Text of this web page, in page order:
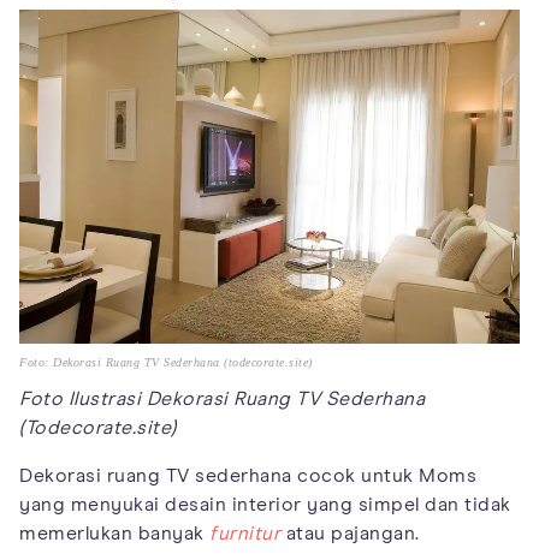
Foto: Dekorasi Ruang TV Sederhana (todecorate.site)
Foto Ilustrasi Dekorasi Ruang TV Sederhana
(Todecorate.site)
Dekorasi ruang TV sederhana cocok untuk Moms
yang menyukai desain interior yang simpel dan tidak
memerlukan banyak furnituratau pajangan.